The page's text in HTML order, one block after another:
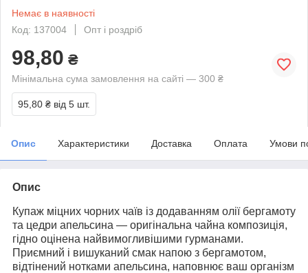
Немає в наявності
Код: 137004
Опт і роздріб
98,80 ₴
Мінімальна сума замовлення на сайті — 300 ₴
95,80 ₴ від 5 шт.
Опис Характеристики Доставка Оплата Умови
Опис
Купаж міцних чорних чаїв із додаванням олії бергамоту
та цедри апельсина — оригінальна чайна композиція,
гідно оцінена найвимогливішими гурманами.
Приємний і вишуканий смак напою з бергамотом,
відтінений нотками апельсина, наповнює ваш організм